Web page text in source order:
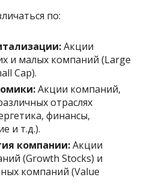
по:
Акции
и малых компаний (Large
Cap).
Акции компаний,
отраслях
финансы,
и т.д.).
компании:Акции
(Growth Stocks) и
компаний (Value